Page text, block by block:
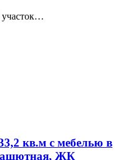
участок…
кв.м с мебелью в
ЖК